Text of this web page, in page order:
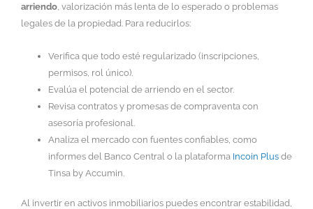
arriendo , valorización más lenta de lo esperado o problemas
legales de la propiedad. Para reducirlos:
Verifica que todo esté regularizado (inscripciones,
permisos, rol único).
Evalúa el potencial de arriendo en el sector.
Revisa contratos y promesas de compraventa con
asesoría profesional.
Analiza el mercado con fuentes confiables, como
informes del Banco Central o la plataforma Incoin Plus de
Tinsa by Accumin.
Al invertir en activos inmobiliarios puedes encontrar estabilidad,